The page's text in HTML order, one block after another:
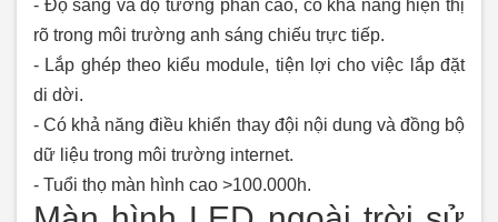
- Độ sáng và độ tương phản cao, có khả năng hiện thị
rõ trong môi trường anh sáng chiếu trực tiếp.
- Lắp ghép theo kiểu module, tiện lợi cho việc lắp đặt
di dời.
- Có khả năng điều khiển thay đội nội dung và đồng bộ
dữ liệu trong môi trường internet.
- Tuổi thọ màn hình cao >100.000h.